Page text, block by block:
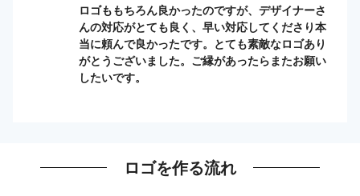
ロゴももちろん良かったのですが、デザイナーさ
んの対応がとても良く、早い対応してくださり本
当に頼んで良かったです。とても素敵なロゴあり
がとうございました。ご縁があったらまたお願い
したいです。
ロゴを作る流れ